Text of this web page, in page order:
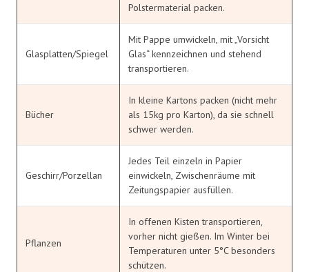
Polstermaterial packen.
Glasplatten/Spiegel
Mit Pappe umwickeln, mit „Vorsicht
Glas“ kennzeichnen und stehend
transportieren.
Bücher
In kleine Kartons packen (nicht mehr
als 15kg pro Karton), da sie schnell
schwer werden.
Geschirr/Porzellan
Jedes Teil einzeln in Papier
einwickeln, Zwischenräume mit
Zeitungspapier ausfüllen.
Pflanzen
In offenen Kisten transportieren,
vorher nicht gießen. Im Winter bei
Temperaturen unter 5°C besonders
schützen.